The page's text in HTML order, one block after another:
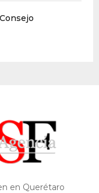
en Querétaro